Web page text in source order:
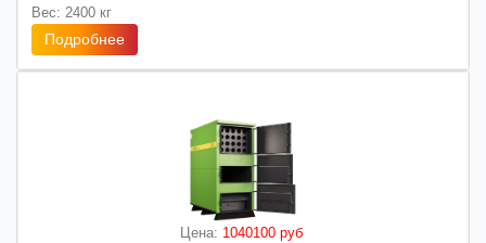
Вес: 2400 кг
Подробнее
Цена: 1040100 руб